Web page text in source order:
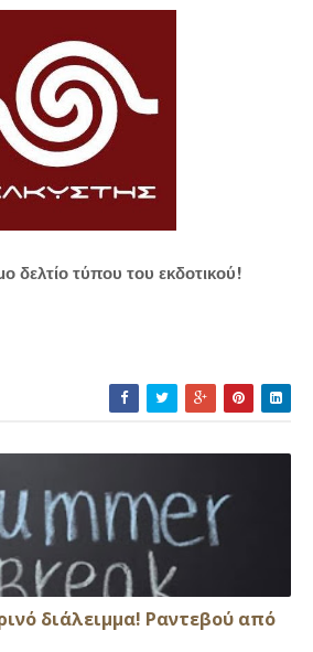
δελτίο τύπου του εκδοτικού!
διάλειμμα! Ραντεβού από